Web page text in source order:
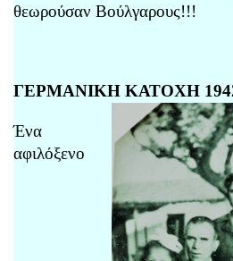
θεωρούσαν Βούλγαρους!!!
ΓΕΡΜΑΝΙΚΗ ΚΑΤΟΧΗ
Ένα
αφιλόξενο